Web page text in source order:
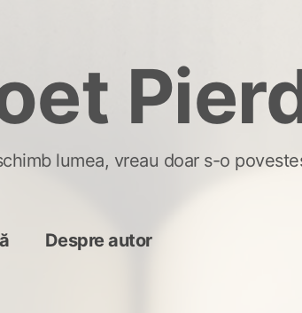
lumea, vreau doar s-o
Despre autor